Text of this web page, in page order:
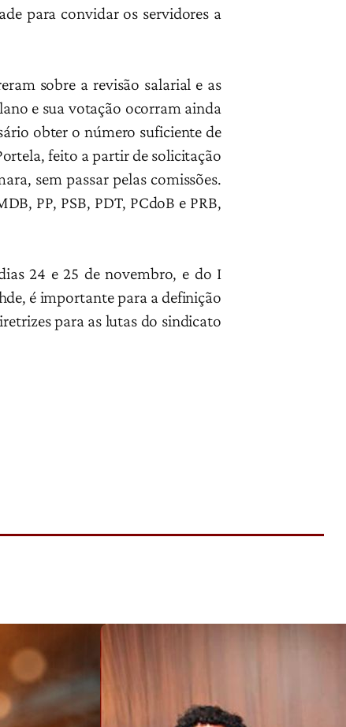
para convidar os servidores a
sobre a revisão salarial e as
e sua votação ocorram ainda
obter o número suficiente de
feito a partir de solicitação
sem passar pelas comissões.
PP, PSB, PDT, PCdoB e PRB,
24 e 25 de novembro, e do I
é importante para a definição
para as lutas do sindicato